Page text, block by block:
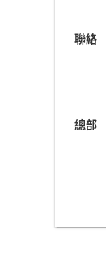
聯絡
總部